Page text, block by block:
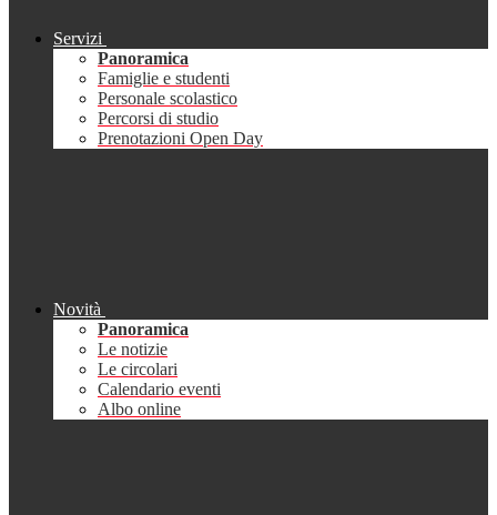
Servizi
Panoramica
Famiglie e studenti
Personale scolastico
Percorsi di studio
Prenotazioni Open Day
Novità
Panoramica
Le notizie
Le circolari
Calendario eventi
Albo online